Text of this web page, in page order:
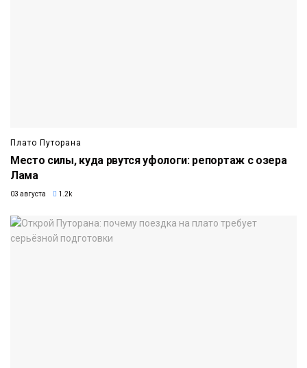
Плато Путорана
Место силы, куда рвутся уфологи: репортаж с озера
Лама
03 августа 1.2k